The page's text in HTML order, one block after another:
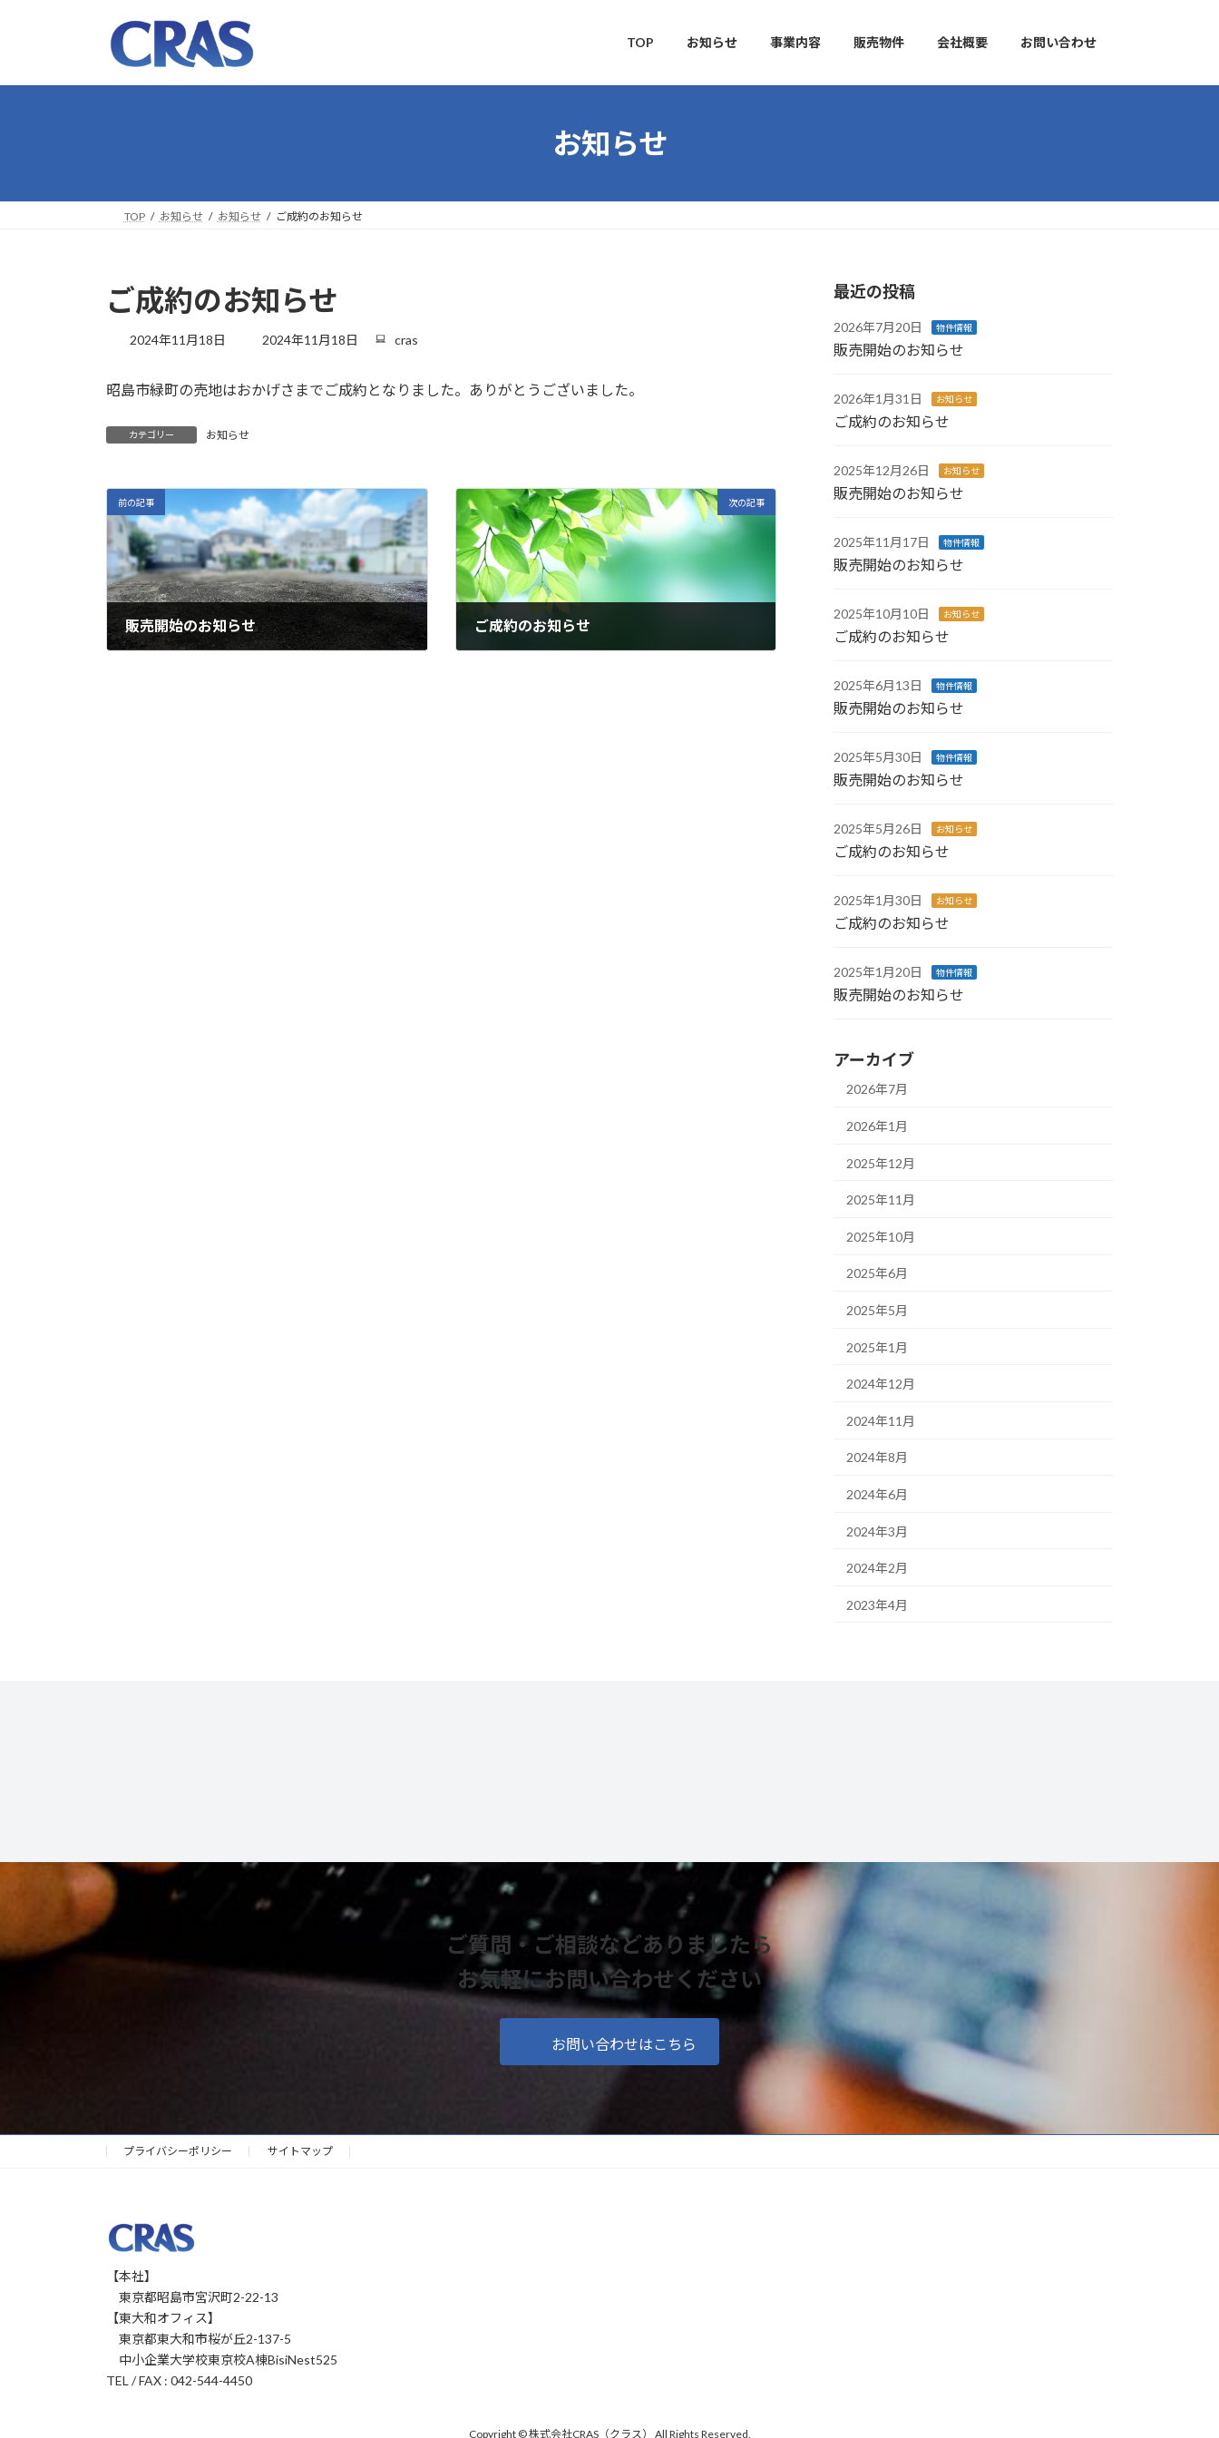
プ
動
TOP お知らせ 事業内容 販売物件 会社概要 お問い合わせ
お知らせ
TOP お知らせ お知らせ ご成約のお知らせ
ご成約のお知らせ
2024年11月18日
最
新
2024年11月18日 cras
昭島市緑町の売地はおかげさまでご成約となりました。ありがとうございました。
カテゴリー お知らせ
前の記事
販売開始のお知らせ
次の記事
ご成約のお知らせ
最近の投稿
2026年7月20日 物件情報
販売開始のお知らせ
2026年1月31日 お知らせ
ご成約のお知らせ
2025年12月26日 お知らせ
販売開始のお知らせ
2025年11月17日 物件情報
販売開始のお知らせ
2025年10月10日 お知らせ
ご成約のお知らせ
2025年6月13日 物件情報
販売開始のお知らせ
2025年5月30日 物件情報
販売開始のお知らせ
2025年5月26日 お知らせ
ご成約のお知らせ
2025年1月30日 お知らせ
ご成約のお知らせ
2025年1月20日 物件情報
販売開始のお知らせ
アーカイブ
2026年7月
2026年1月
2025年12月
2025年11月
2025年10月
2025年6月
2025年5月
2025年1月
2024年12月
2024年11月
2024年8月
2024年6月
2024年3月
2024年2月
2023年4月
ご質問・ご相談などありましたら
お気軽にお問い合わせください
お問い合わせはこちら
プライバシーポリシー サイトマップ
【本社】
東京都昭島市宮沢町2-22-13
【東大和オフィス】
東京都東大和市桜が丘2-137-5
中小企業大学校東京校A棟BisiNest525
TEL / FAX : 042-544-4450
Copyright © 株式会社CRAS（クラス） All Rights Reserved.